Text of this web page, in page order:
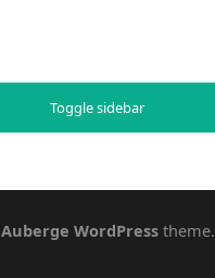
Toggle sidebar
Auberge WordPresstheme.